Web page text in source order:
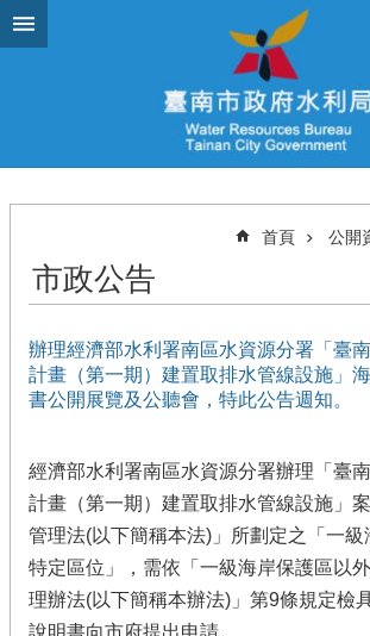
跳到主要內容區塊
首頁 公開
市政公告
辦理經濟部水利署南區水資源分署「臺
計畫（第一期）建置取排水管線設施」
書公開展覽及公聽會，特此公告週知。
經濟部水利署南區水資源分署辦理「臺
計畫（第一期）建置取排水管線設施」
管理法(以下簡稱本法)」所劃定之「一
特定區位」，需依「一級海岸保護區以
理辦法(以下簡稱本辦法)」第9條規定檢
說明書向市府提出申請。